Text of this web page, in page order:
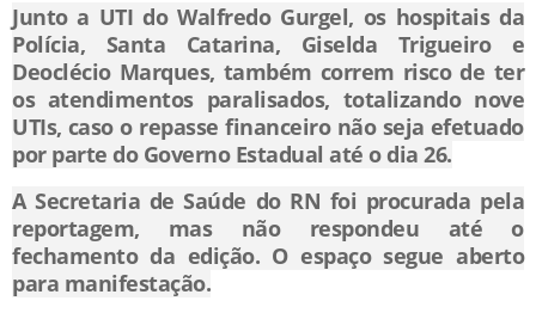
Junto a UTI do Walfredo Gurgel, os hospitais da
Polícia, Santa Catarina, Giselda Trigueiro e
Deoclécio Marques, também correm risco de ter
os atendimentos paralisados, totalizando nove
UTIs, caso o repasse financeiro não seja efetuado
por parte do Governo Estadual até o dia 26.
A Secretaria de Saúde do RN foi procurada pela
reportagem, mas não respondeu até o
fechamento da edição. O espaço segue aberto
para manifestação.